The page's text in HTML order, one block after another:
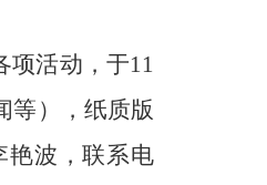
项活动 ，于11
等），纸质版
艳波，联系电